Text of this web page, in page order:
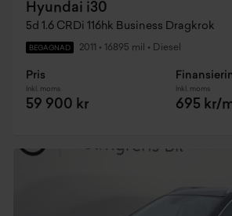
Hyundai i30
5d 1.6 CRDi 116hk Business Dragkrok
BEGAGNAD 2011 • 16895 mil • Diesel
Pris
Inkl. moms
59 900 kr
Inkl. moms
695 kr/